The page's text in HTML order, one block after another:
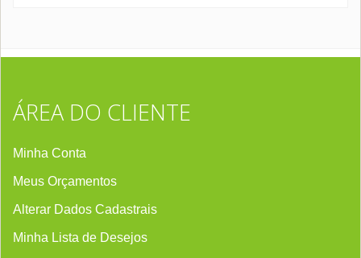
ÁREA DO CLIENTE
Minha Conta
Meus Orçamentos
Alterar Dados Cadastrais
Minha Lista de Desejos